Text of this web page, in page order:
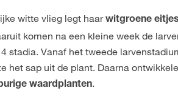
witte vlieg legt haarwitgroene
komen na een kleine week de
stadia. Vanaf het tweede
het sap uit de plant. Daarna
waardplanten.